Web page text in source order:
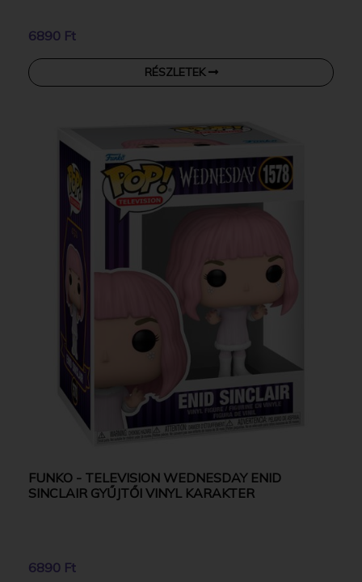
6890 Ft
RÉSZLETEK
FUNKO - TELEVISION WEDNESDAY ENID
SINCLAIR GYŰJTŐI VINYL KARAKTER
6890 Ft